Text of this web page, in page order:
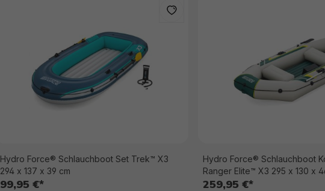
Hydro Force® Schlauchboot Set Trek™ X3
294 x 137 x 39 cm
99,95 €*
Hydro Force® Schlauchboot
Ranger Elite™ X3 295 x 130 x
259,95 €*